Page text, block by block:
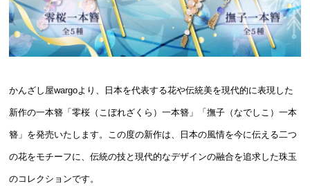
かんざし屋wargoより、日本を代表する花や伝統美を現代的に表現した
新作の一本簪「零桜（こぼれざくら）一本簪」「撫子（なでしこ）一本
簪」を発売いたします。この度の新作は、日本の風情を今に伝える二つ
の花をモチーフに、伝統の技と現代的なデザインの融合を追求した珠玉
のコレクションです。